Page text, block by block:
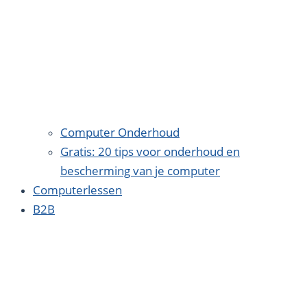
Computer Onderhoud
Gratis: 20 tips voor onderhoud en
bescherming van je computer
Computerlessen
B2B